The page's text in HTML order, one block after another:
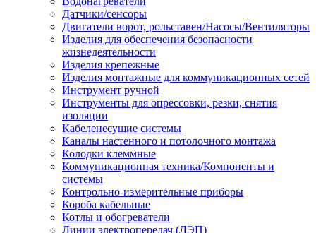
Датчики/сенсоры
Двигатели ворот, рольставен/Насосы/Вентиляторы
Изделия для обеспечения безопасности
жизнедеятельности
Изделия крепежные
Изделия монтажные для коммуникационных сетей
Инструмент ручной
Инструменты для опрессовки, резки, снятия
изоляции
Кабеленесущие системы
Каналы настенного и потолочного монтажа
Колодки клеммные
Коммуникационная техника/Компоненты и
системы
Контрольно-измерительные приборы
Короба кабельные
Котлы и обогреватели
Линии электропередач (ЛЭП)